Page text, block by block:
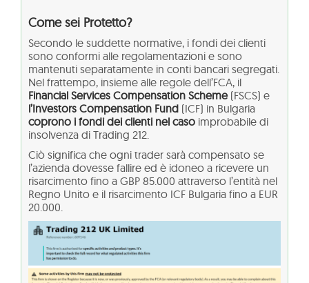
Come sei Protetto?
Secondo le suddette normative, i fondi dei clienti
sono conformi alle regolamentazioni e sono
mantenuti separatamente in conti bancari segregati.
Nel frattempo, insieme alle regole dell’FCA, il
Financial Services Compensation Scheme(FSCS) e
l’Investors Compensation Fund (ICF) in Bulgaria
coprono i fondi dei clienti nel caso improbabile di
insolvenza di Trading 212.
Ciò significa che ogni trader sarà compensato se
l’azienda dovesse fallire ed è idoneo a ricevere un
risarcimento fino a GBP 85.000 attraverso l’entità nel
Regno Unito e il risarcimento ICF Bulgaria fino a EUR
20.000.